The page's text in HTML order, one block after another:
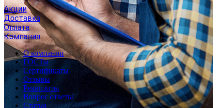
Акции
Доставка
Оплата
Компания
О компании
ГОСТы
Сертификаты
Отзывы
Реквизиты
Вопрос ответы
Статьи